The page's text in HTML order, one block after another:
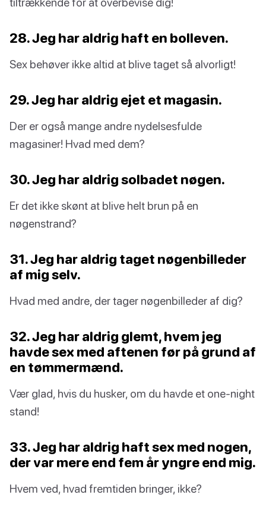
28. Jeg har aldrig haft en bolleven.
Sex behøver ikke altid at blive taget så alvorligt!
29. Jeg har aldrig ejet et magasin.
Der er også mange andre nydelsesfulde
magasiner! Hvad med dem?
30. Jeg har aldrig solbadet nøgen.
Er det ikke skønt at blive helt brun på en
nøgenstrand?
31. Jeg har aldrig taget nøgenbilleder
af mig selv.
Hvad med andre, der tager nøgenbilleder af dig?
32. Jeg har aldrig glemt, hvem jeg
havde sex med aftenen før på grund af
en tømmermænd.
Vær glad, hvis du husker, om du havde et one-night
stand!
33. Jeg har aldrig haft sex med nogen,
der var mere end fem år yngre end mig.
Hvem ved, hvad fremtiden bringer, ikke?